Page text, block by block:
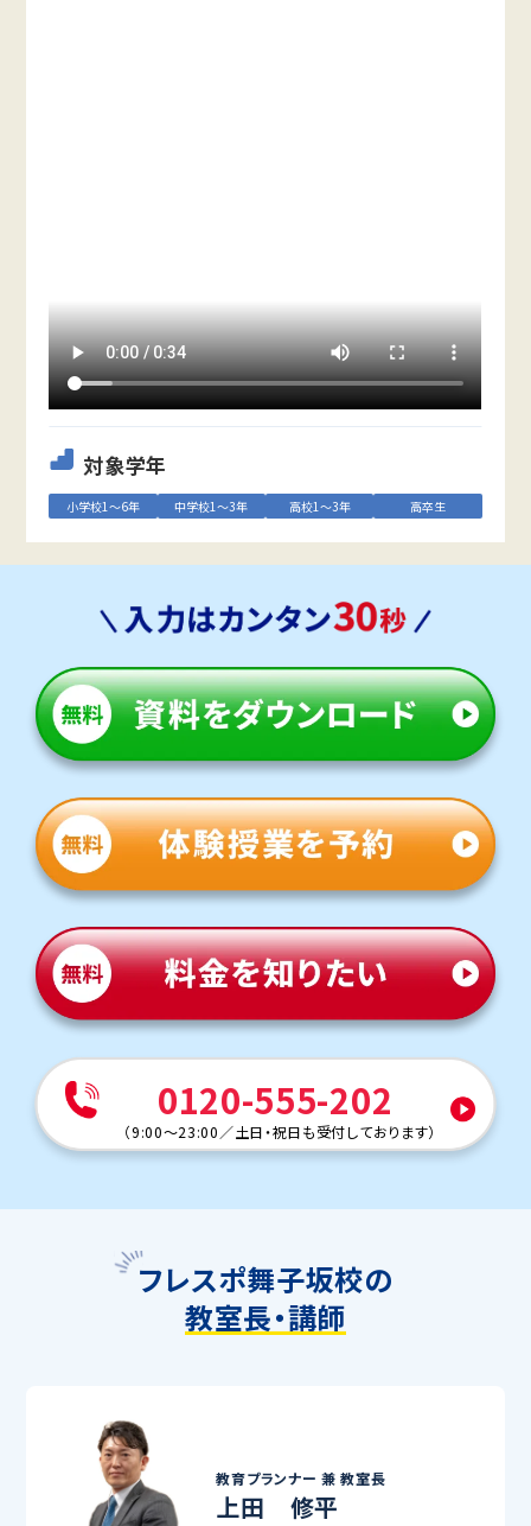
対象学年
小学校1～6年 中学校1～3年 高校1～3年 高卒生
0120-555-202
（9:00～23:00／土日・祝日も受付しております）
フレスポ舞子坂校の
教室長・講師
教育プランナー 兼教室長
上田 修平